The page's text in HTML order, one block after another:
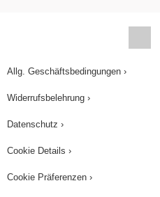
Allg. Geschäftsbedingungen ›
Widerrufsbelehrung ›
Datenschutz ›
Cookie Details ›
Cookie Präferenzen ›